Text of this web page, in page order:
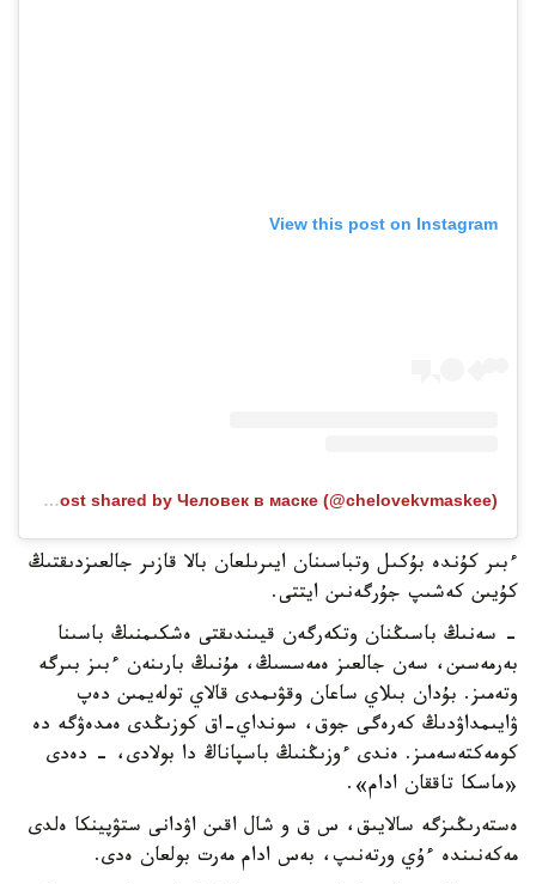
View this post on Instagram
A post shared by Человек в маске (@chelovekvmaskee)
ءبىر كۇندە بۇكىل وتباسىنان ايىرىلعان بالا قازىر جالعىزدىقتىڭ
كۇيىن كەشىپ جۇرگەنىن ايتتى.
- سەنىڭ باسىڭنان وتكەرگەن قيىندىقتى ەشكىمنىڭ باسىنا
بەرمەسىن، سەن جالعىز ەمەسسىڭ، مۇنىڭ بارىنەن ءبىز بىرگە
وتەمىز. بۇدان بىلاي ساعان وقۋىمدى قالاي تولەيمىن دەپ
ۋايىمداۋدىڭ كەرەگى جوق، سونداي-اق كوزىڭدى ەمدەۋگە دە
كومەكتەسەمىز. ەندى ءوزىڭنىڭ باسپاناڭ دا بولادى، - دەدى
«ماسكا تاققان ادام».
ەستەرىڭىزگە سالايىق، س ق و شال اقىن اۋدانى ستۋپينكا ەلدى
مەكەنىندە ءۇي ورتەنىپ، بەس ادام مەرت بولعان ەدى.